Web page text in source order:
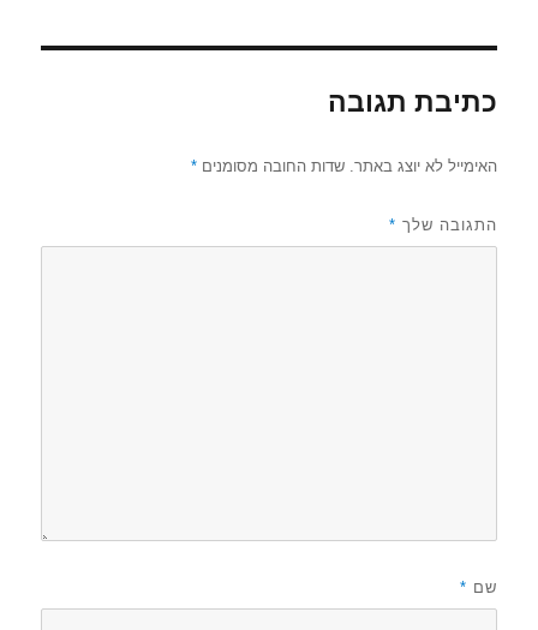
כתיבת תגובה
האימייל לא יוצג באתר. שדות החובה מסומנים*
התגובה שלך *
שם *